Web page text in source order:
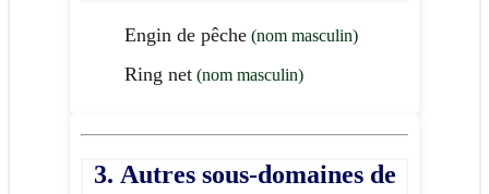
Engin de pêche (nom masculin)
Ring net (nom masculin)
3. Autres sous-domaines de